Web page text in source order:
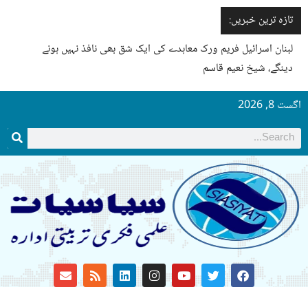
تازہ ترین خبریں:
لبنان اسرائیل فریم ورک معاہدے کی ایک شق بھی نافذ نہیں ہونے
دینگے، شیخ نعیم قاسم
اگست 8, 2026